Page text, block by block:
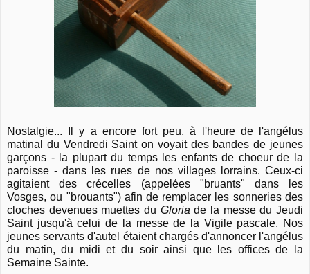
Nostalgie... Il y a encore fort peu, à l'heure de l'angélus
matinal du Vendredi Saint on voyait des bandes de jeunes
garçons - la plupart du temps les enfants de choeur de la
paroisse - dans les rues de nos villages lorrains. Ceux-ci
agitaient des crécelles (appelées "bruants" dans les
Vosges, ou "brouants") afin de remplacer les sonneries des
cloches devenues muettes du Gloria de la messe du Jeudi
Saint jusqu'à celui de la messe de la Vigile pascale. Nos
jeunes servants d'autel étaient chargés d'annoncer l'angélus
du matin, du midi et du soir ainsi que les offices de la
Semaine Sainte.